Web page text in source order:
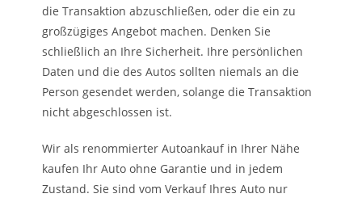
die Transaktion abzuschließen, oder die ein zu
großzügiges Angebot machen. Denken Sie
schließlich an Ihre Sicherheit. Ihre persönlichen
Daten und die des Autos sollten niemals an die
Person gesendet werden, solange die Transaktion
nicht abgeschlossen ist.
Wir als renommierter Autoankauf in Ihrer Nähe
kaufen Ihr Auto ohne Garantie und in jedem
Zustand. Sie sind vom Verkauf Ihres Auto nur